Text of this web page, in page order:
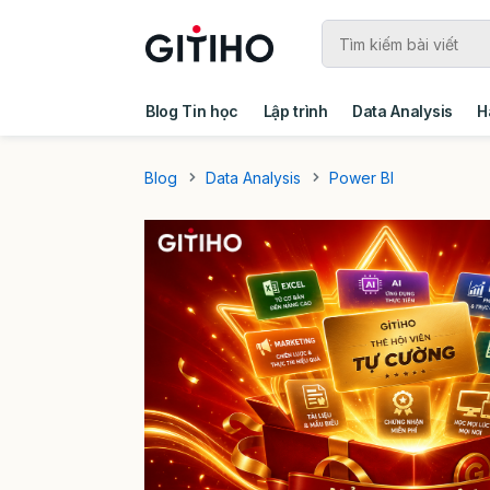
Blog Tin học Lập trình Data Analysis
Blog
Data Analysis Power BI